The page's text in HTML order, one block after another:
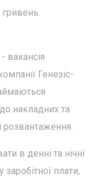
вакансія
Генезіс-
накладних та
в денні та нічні
плати,